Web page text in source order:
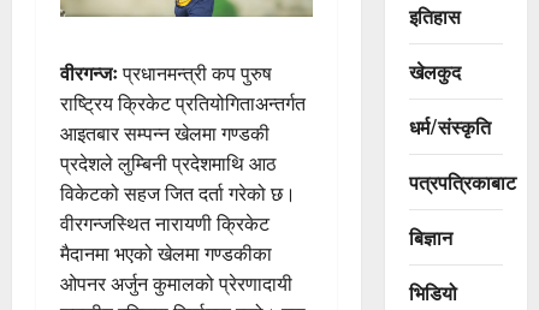
वीरगन्जःप्रधानमन्त्री कप पुरुष
राष्ट्रिय क्रिकेट प्रतियोगिताअन्तर्गत
आइतबार सम्पन्न खेलमा गण्डकी
प्रदेशले लुम्बिनी प्रदेशमाथि आठ
विकेटको सहज जित दर्ता गरेको छ।
वीरगन्जस्थित नारायणी क्रिकेट
मैदानमा भएको खेलमा गण्डकीका
ओपनर अर्जुन कुमालको प्रेरणादायी
इतिहास
खेलकुद
धर्म/संस्कृति
पत्रपत्रिकाबाट
बिज्ञान
भिडियो